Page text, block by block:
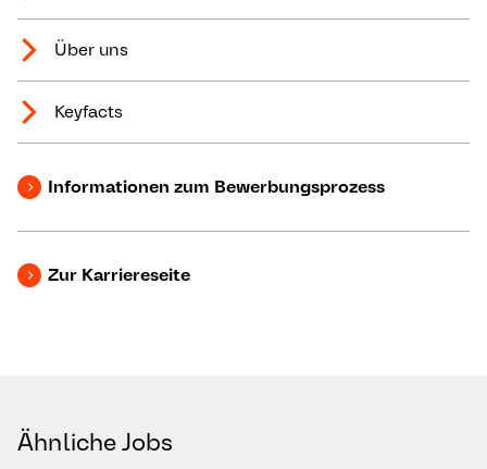
Über uns
Keyfacts
Informationen zum Bewerbungsprozess
Zur Karriereseite
Ähnliche Jobs